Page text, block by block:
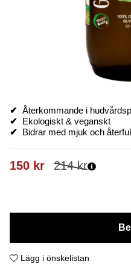
✔ Återkommande i
✔
Ekologiskt & veganskt
✔
Bidrar med mjuk och
214kr
150 kr
Lägg i önskelistan